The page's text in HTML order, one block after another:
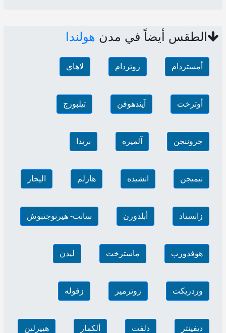
الطقس أيضاً في مدن هولندا
أمستردام روتردام لاهاي
أوترخت آيندهوفن تيلبورج
جروننجن آلميره بريدا
نيميجن انشيده هارلم اليجار
زانستاد أبلدورن سانت- هيرتوجنبوش
هوفدورب ماسترخت ليدن
وردريكت زوترمير زفوله
ديفينتر دلفت ألكمار هييرلين